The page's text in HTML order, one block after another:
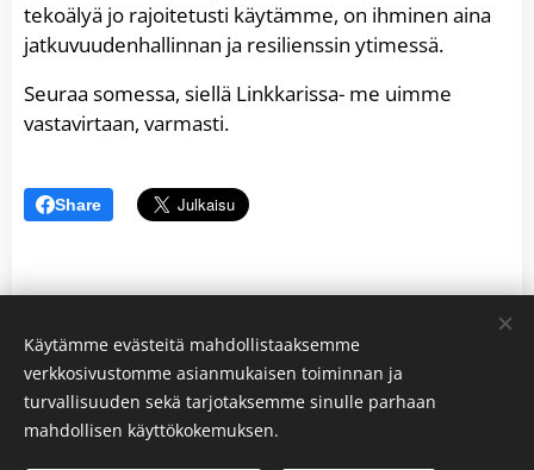
tekoälyä jo rajoitetusti käytämme, on ihminen aina
jatkuvuudenhallinnan ja resilienssin ytimessä.
Seuraa somessa, siellä Linkkarissa- me uimme
vastavirtaan, varmasti.
Share
Käytämme evästeitä mahdollistaaksemme
verkkosivustomme asianmukaisen toiminnan ja
turvallisuuden sekä tarjotaksemme sinulle parhaan
mahdollisen käyttökokemuksen.